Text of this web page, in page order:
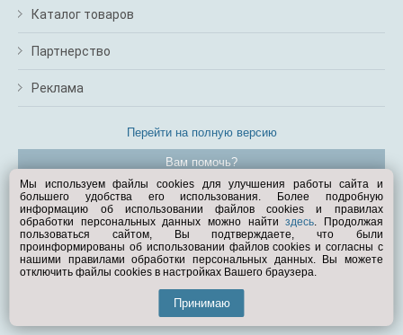
Каталог товаров
Партнерство
Реклама
Перейти на полную версию
Вам помочь?
© Exist.ru 1998—2026
Мы используем файлы cookies для улучшения работы сайта и
большего удобства его использования. Более подробную
информацию об использовании файлов cookies и правилах
обработки персональных данных можно найтиздесь. Продолжая
пользоваться сайтом, Вы подтверждаете, что были
проинформированы об использовании файлов cookies и согласны с
нашими правилами обработки персональных данных. Вы можете
отключить файлы cookies в настройках Вашего браузера.
Принимаю